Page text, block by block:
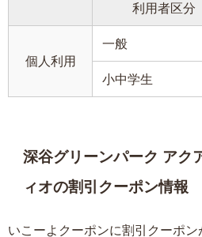
利用者区分
個人利用
一般
小中学生
深谷グリーンパーク アク
ィオの割引クーポン情報
いこーよクーポンに割引クーポ